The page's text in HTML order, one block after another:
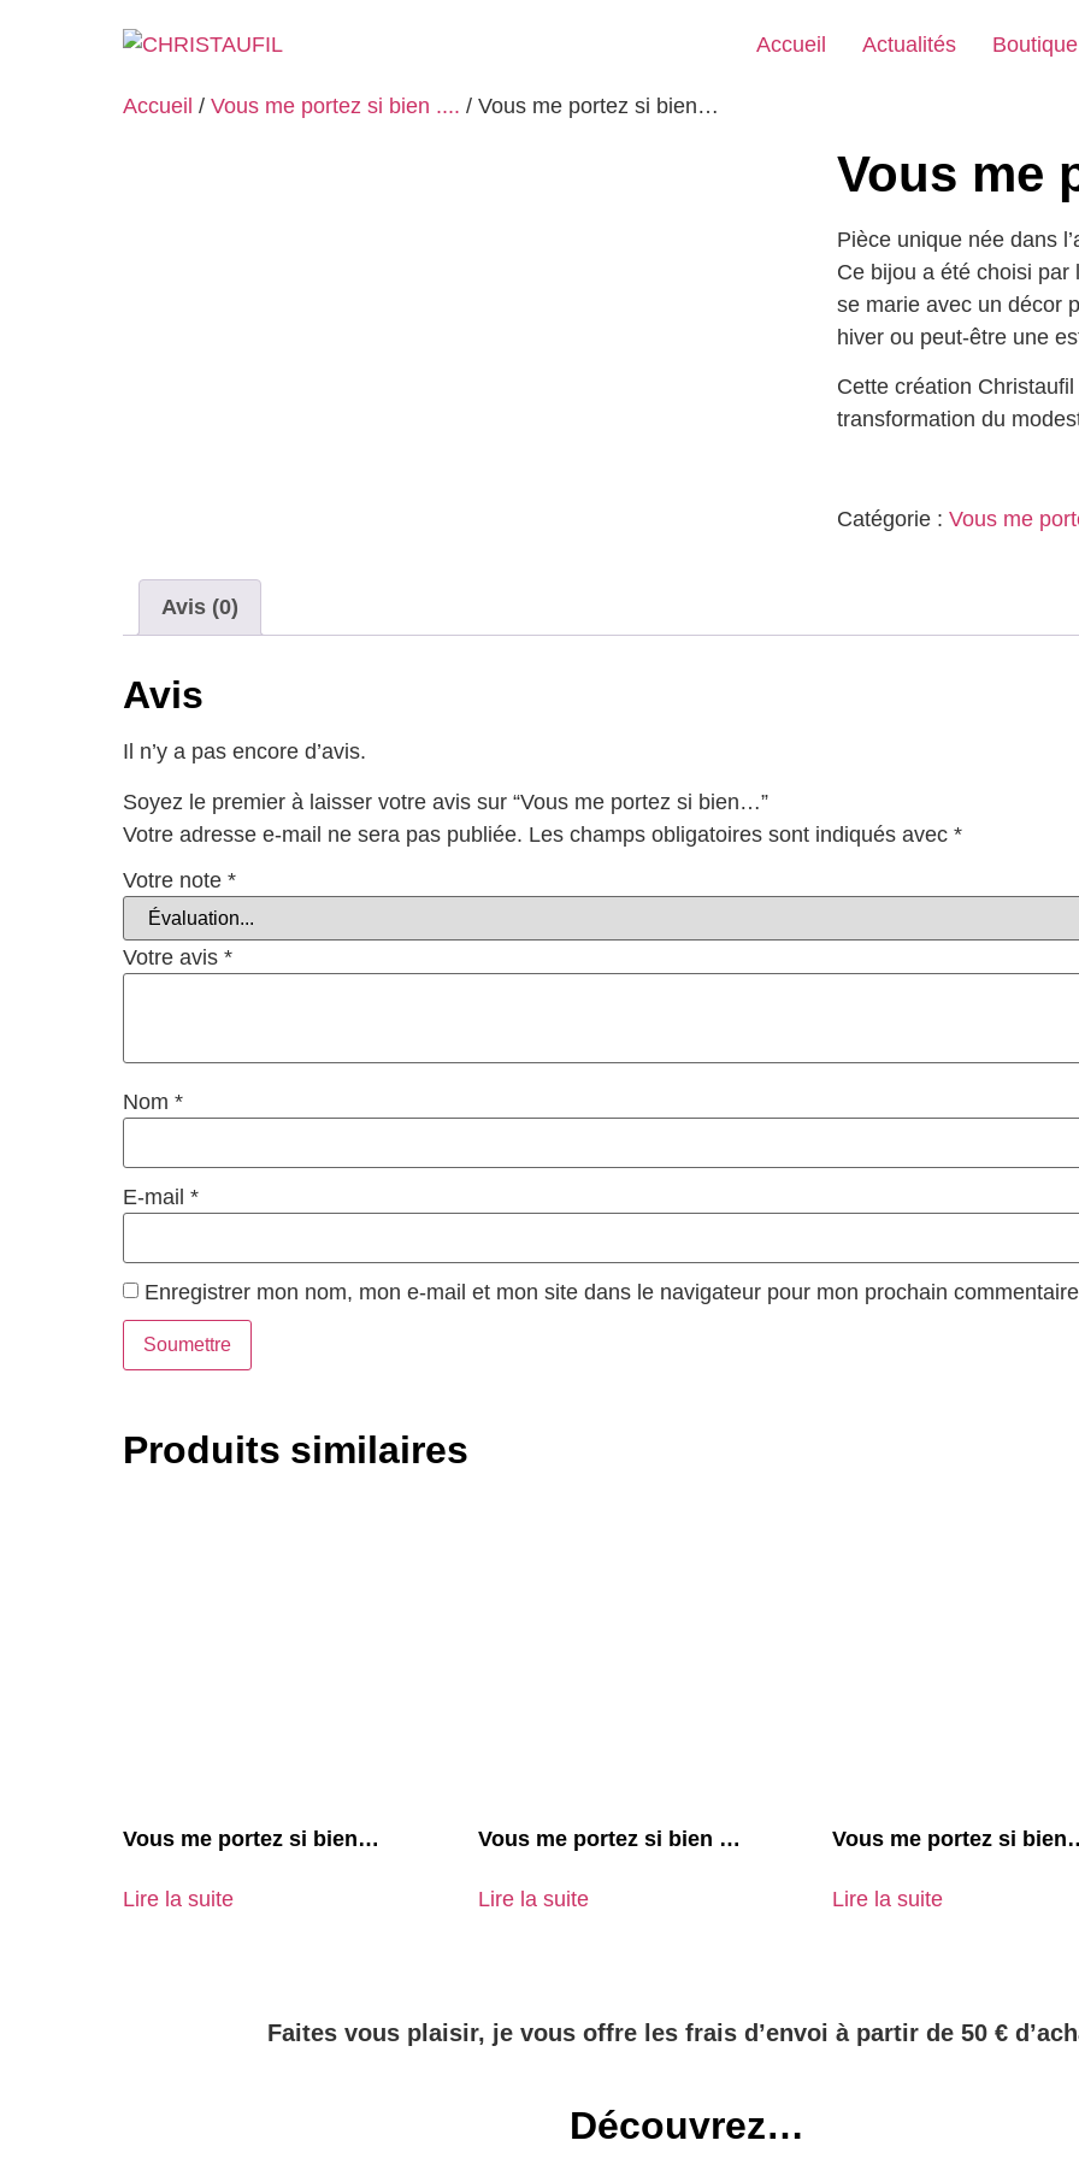
Accueil Actualités Boutique
Accueil / Vous me portez si bien .... / Vous me portez si bien…
Vous me
Pièce unique née dans
Ce bijou a été choisi par
se marie avec un décor
hiver ou peut-être une
Cette création
transformation du
Catégorie : Vous me
Avis (0)
Avis
Il n’y a pas encore d’avis.
Soyez le premier à laisser votre avis sur “Vous me portez si bien…”
Votre adresse e-mail ne sera pas publiée. Les champs obligatoires sont indiqués avec *
Votre note *
Votre avis *
Nom *
E-mail *
Enregistrer mon nom, mon e-mail et mon site dans le navigateur pour mon prochain
Produits similaires
Vous me portez si bien…
Lire la suite
Vous me portez si bien …
Lire la suite
Vous me portez si
Lire la suite
Faites vous plaisir, je vous offre les frais d’envoi à partir de 50 €
Découvrez…